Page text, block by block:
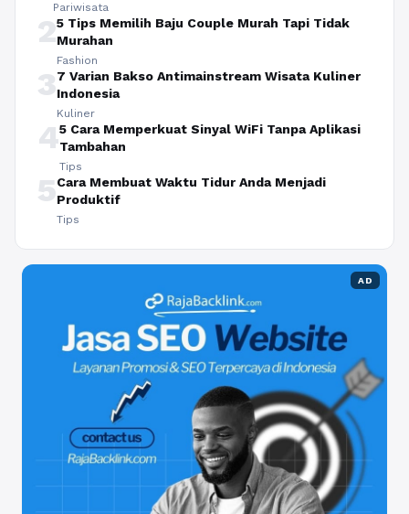
Pariwisata
25 Tips Memilih Baju Couple Murah Tapi Tidak
Murahan
Fashion
37 Varian Bakso Antimainstream Wisata Kuliner
Indonesia
Kuliner
45 Cara Memperkuat Sinyal WiFi Tanpa Aplikasi
Tambahan
Tips
5Cara Membuat Waktu Tidur Anda Menjadi
Produktif
Tips
AD